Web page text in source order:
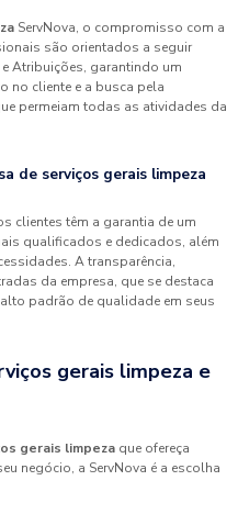
ServNova, o compromisso com a
são orientados a seguir
Atribuições, garantindo um
no cliente e a busca pela
permeiam todas as atividades da
de serviços gerais limpeza
clientes têm a garantia de um
qualificados e dedicados, além
A transparência,
da empresa, que se destaca
padrão de qualidade em seus
gerais limpeza e
gerais limpeza que ofereça
negócio, a ServNova é a escolha